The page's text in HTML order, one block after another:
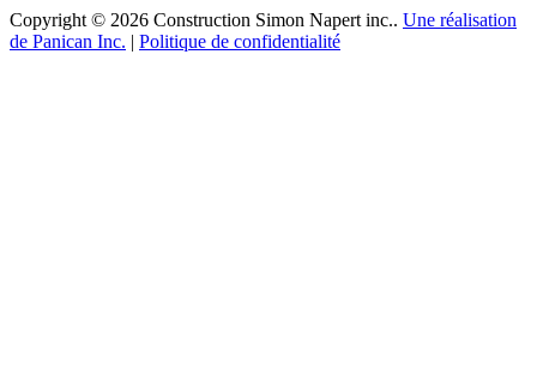
Copyright © 2026 Construction Simon Napert inc.. Une réalisation
de Panican Inc. | Politique de confidentialité